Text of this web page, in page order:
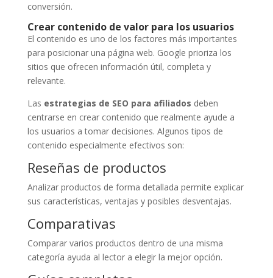
conversión.
Crear contenido de valor para los usuarios
El contenido es uno de los factores más importantes
para posicionar una página web. Google prioriza los
sitios que ofrecen información útil, completa y
relevante.
Las estrategias de SEO para afiliados deben
centrarse en crear contenido que realmente ayude a
los usuarios a tomar decisiones. Algunos tipos de
contenido especialmente efectivos son:
Reseñas de productos
Analizar productos de forma detallada permite explicar
sus características, ventajas y posibles desventajas.
Comparativas
Comparar varios productos dentro de una misma
categoría ayuda al lector a elegir la mejor opción.